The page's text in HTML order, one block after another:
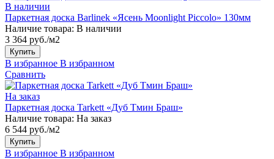
В наличии
Паркетная доска Barlinek «Ясень Moonlight Piccolo» 130мм
Наличие товара: В наличии
3 364 руб./м2
Купить
В избранное В избранном
Сравнить
На заказ
Паркетная доска Tarkett «Дуб Тмин Браш»
Наличие товара: На заказ
6 544 руб./м2
Купить
В избранное В избранном